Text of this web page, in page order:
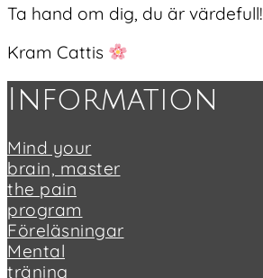
Ta hand om dig, du är värdefull!
Kram Cattis
Footer
Information
Mind your
brain, master
the pain
program
Föreläsningar
Mental
träning